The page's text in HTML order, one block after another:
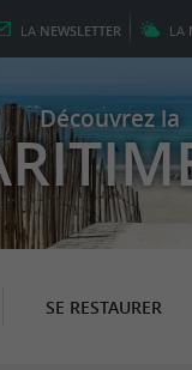
LA NEWSLETTER LA
Découvrez la
SE RESTAURER